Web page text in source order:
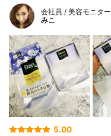
会社員 / 美容モニター
みこ
5.00